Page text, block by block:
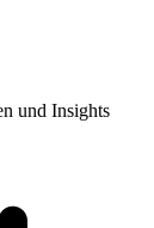
und Insights